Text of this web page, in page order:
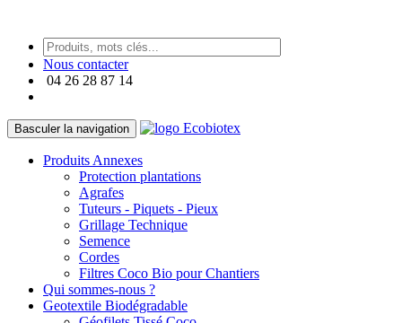
Nous contacter
04 26 28 87 14
Basculer la navigation
Produits Annexes
Protection plantations
Agrafes
Tuteurs - Piquets - Pieux
Grillage Technique
Semence
Cordes
Filtres Coco Bio pour Chantiers
Qui sommes-nous ?
Geotextile Biodégradable